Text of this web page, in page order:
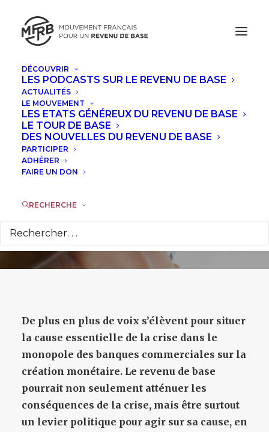
DÉCOUVRIR
LES PODCASTS SUR LE REVENU DE BASE
ACTUALITÉS
LE MOUVEMENT
LES ETATS GÉNÉREUX DU REVENU DE BASE
LE TOUR DE BASE
DES NOUVELLES DU REVENU DE BASE
PARTICIPER
ADHÉRER
FAIRE UN DON
RECHERCHE
Du revenu de base à
un protocole
monétaire commun
De plus en plus de voix s’élèvent pour situer
la cause essentielle de la crise dans le
monopole des banques commerciales sur la
création monétaire. Le revenu de base
pourrait non seulement atténuer les
conséquences de la crise, mais être surtout
un levier politique pour agir sur sa cause, en